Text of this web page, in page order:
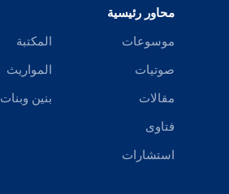
محاور رئيسية
موسوعات
صوتيات
مقالات
فتاوى
استشارات
المكتبة
المواريث
بنين وبنات